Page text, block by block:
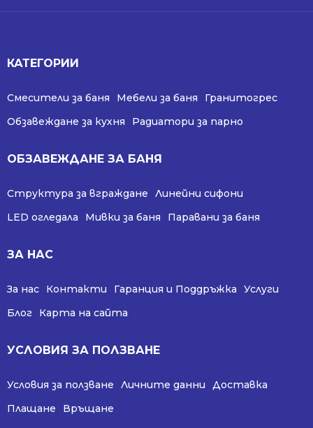
КАТЕГОРИИ
Смесители за баня Мебели за баня
Гранитогрес
Обзавеждане за кухня
Радиатори за парно
ОБЗАВЕЖДАНЕ ЗА БАНЯ
Структура за вграждане
Линейни сифони
LED огледала
Мивки за баня Паравани за баня
ЗА НАС
За нас Контакти Гаранция и Поддръжка
Услуги
Блог
Карта на сайта
УСЛОВИЯ ЗА ПОЛЗВАНЕ
Условия за ползване Личните данни
Доставка
Плащане
Връщане